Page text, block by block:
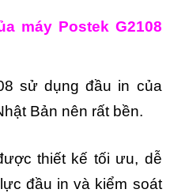
máy Postek G2108
sử dụng đầu in của
Bản nên rất bền.
thiết kế tối ưu, dễ
đầu in và kiểm soát